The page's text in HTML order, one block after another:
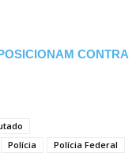
CONTRA
Polícia
Polícia Federal